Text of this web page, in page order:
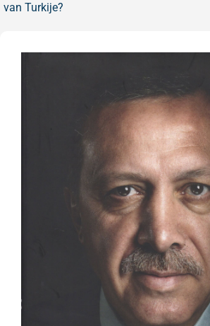
van Turkije?